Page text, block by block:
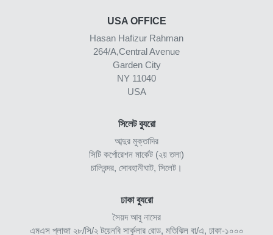
USA OFFICE
Hasan Hafizur Rahman
264/A,Central Avenue
Garden City
NY 11040
USA
সিলেট ব্যুরো
আব্দুর মুক্তাদির
সিটি কর্পোরেশন মার্কেট (২য় তলা)
চালিবন্দর, সোবহানীঘাট, সিলেট।
ঢাকা ব্যুরো
সৈয়দ আবু নাসের
এমএস প্লাজা ২৮/সি/২ টয়েনবি সার্কুলার রোড, মতিঝিল বা/এ, ঢাকা-১০০০